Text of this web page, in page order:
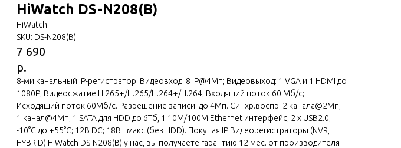
HiWatch DS-N208(B)
HiWatch
SKU: DS-N208(B)
7 690
р.
8-ми канальный IP-регистратор. Видеовход: 8 IP@4Мп; Видеовыход: 1 VGA и 1 HDMI до
1080Р; Видеосжатие H.265+/H.265/H.264+/H.264; Входящий поток 60 Мб/с;
Исходящий поток 60Мб/с. Разрешение записи: до 4Мп. Синхр.воспр. 2 канала@2Мп;
1 канал@4Мп; 1 SATA для HDD до 6Тб, 1 10M/100M Ethernet интерфейс; 2 х USB2.0;
-10°C до +55°C; 12В DC; 18Вт макс (без HDD). Покупая IP Видеорегистраторы (NVR,
HYBRID) HiWatch DS-N208(B) у нас, вы получаете гарантию 12 мес. от производителя